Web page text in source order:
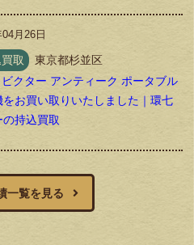
月26日
取
東京都杉並区
クター アンティーク ポータブル
をお買い取りいたしました｜環七
の持込買取
一覧を見る